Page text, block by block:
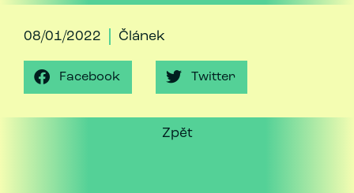
08/01/2022 Článek
Facebook Twitter
Zpět